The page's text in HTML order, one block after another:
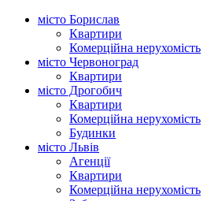
місто Борислав
Квартири
Комерційна нерухомість
місто Червоноград
Квартири
місто Дрогобич
Квартири
Комерційна нерухомість
Будинки
місто Львів
Агенції
Квартири
Комерційна нерухомість